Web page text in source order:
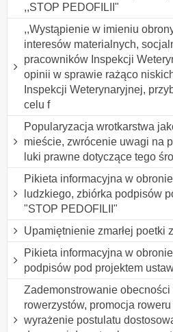
,,STOP PEDOFILII"
,,Wystąpienie w imieniu
interesów materialnych,
pracowników Inspekcji
opinii w sprawie rażąco
Inspekcji Weterynaryjnej,
celu f
Popularyzacja wrotkarstwa
mieście, zwrócenie uwagi na
luki prawne dotyczące tego
Pikieta informacyjna w
ludzkiego, zbiórka podpisów
"STOP PEDOFILII"
Upamiętnienie zmarłej poetki
Pikieta informacyjna w
podpisów pod projektem
Zademonstrowanie
rowerzystów, promocja
wyrażenie postulatu